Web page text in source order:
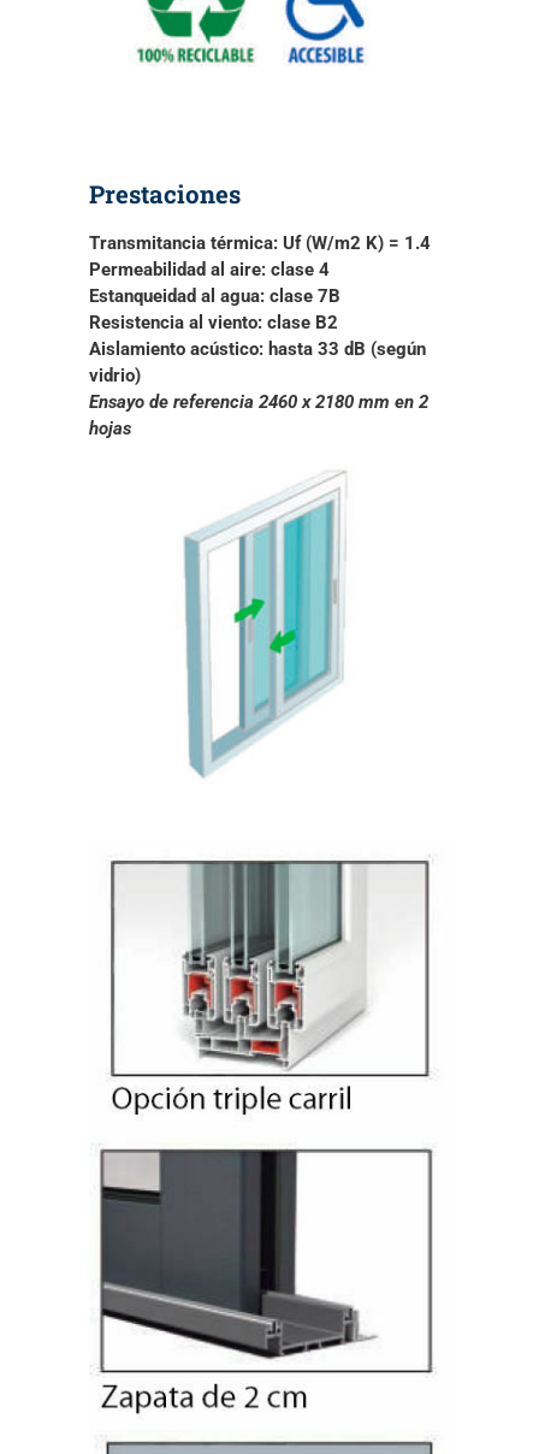
Prestaciones
Transmitancia térmica: Uf (W/m2 K) = 1.4
Permeabilidad al aire: clase 4
Estanqueidad al agua: clase 7B
Resistencia al viento: clase B2
Aislamiento acústico: hasta 33 dB (según
vidrio)
Ensayo de referencia 2460 x 2180 mm en 2
hojas